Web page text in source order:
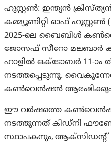
ഹൂസ്റ്റൺ: ഇന്ത്യൻ
കമ്മ്യൂണിറ്റി ഓഫ് ഹൂസ്റ്റൺ
2025-ലെ ബൈബിൾ
ജോസഫ് സീറോ മലബാർ
ഹാളിൽ ഒക്ടോബർ 11-ാം
നടത്തപ്പെടുന്നു.
കൺവെൻഷൻ ആരംഭിക്കും
ഈ വർഷത്തെ
നടത്തുന്നത് കിഡ്നി
സ്ഥാപകനും,